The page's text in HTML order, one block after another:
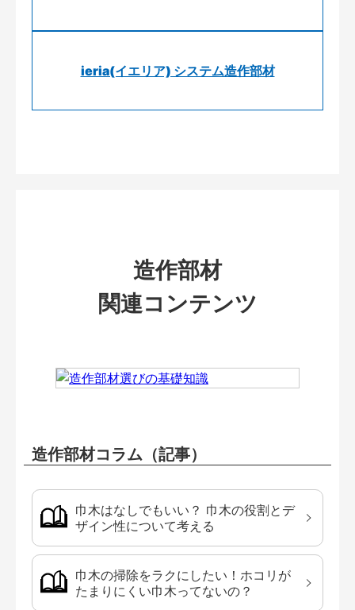
ieria(イエリア) システム造作部材
造作部材
関連コンテンツ
造作部材コラム（記事）
巾木はなしでもいい？ 巾木の役割とデ
ザイン性について考える
巾木の掃除をラクにしたい！ホコリが
たまりにくい巾木ってないの？